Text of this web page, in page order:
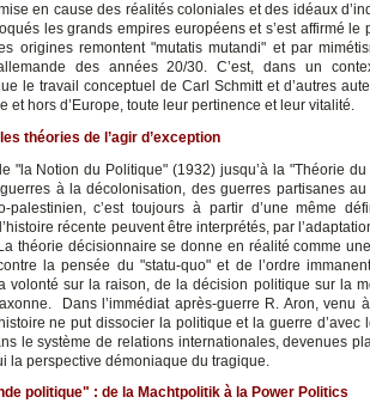
en cause des réalités coloniales et des idéaux
les grands empires européens et s’est affirmé le
origines remontent "mutatis mutandi" et par
des années 20/30. C’est, dans un
le travail conceptuel de Carl Schmitt et d’autres
et hors d’Europe, toute leur pertinence et leur vitalité.
théories de l’agir d’exception
"la Notion du Politique" (1932) jusqu’à la "Théorie
à la décolonisation, des guerres partisanes
palestinien, c’est toujours à partir d’une même
récente peuvent être interprétés, par
théorie décisionnaire se donne en réalité comme
la pensée du "statu-quo" et de l’ordre
volonté sur la raison, de la décision politique sur la
Dans l’immédiat après-guerre R. Aron, venu
ne put dissocier la politique et la guerre d’avec
le système de relations internationales, devenues
la perspective démoniaque du tragique.
politique" : de la Machtpolitik à la Power Politics